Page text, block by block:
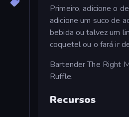
Primeiro, adicione o
adicione um suco de
bebida ou talvez um
coquetel ou o fará ir
Bartender The Right
Ruffle.
Recursos